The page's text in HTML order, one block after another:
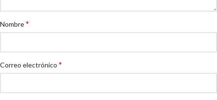
Nombre*
Correo electrónico *